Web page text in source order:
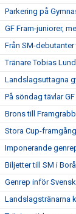
Parkering på
GF Fram-juniorer,
Från SM-
Tränare Tobias
Landslagsuttagna
På söndag tävlar
Brons till
Stora Cup-
Imponerande
Biljetter till SM i
Genrep inför
Landslagstränarna